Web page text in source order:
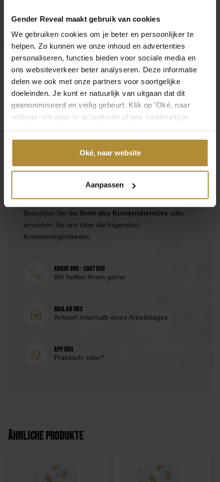
Gender Reveal maakt gebruik van cookies
We gebruiken cookies om je beter en persoonlijker te
helpen. Zo kunnen we onze inhoud en advertenties
personaliseren, functies bieden voor sociale media en
ons websiteverkeer beter analyseren. Deze informatie
delen we ook met onze partners voor soortgelijke
doeleinden. Je kunt er natuurlijk van uitgaan dat dit
geanonimiseerd en veilig gebeurt. Klik op 'Oké, naar
website' om alles te accepteren of pas handmatig je
Oké, naar website
Aanpassen
Produkt
SKU
GRU-004
EAN
8998340155233
Hinterlassen Sie Ihre Meinung
Eine Bewertung hinterlassen
Kontaktieren Sie uns direkt
Besuchen Sie die Seite des Kundendienstes oder
erreichen Sie uns über die folgenden
Kontaktmöglichkeiten.
Anruf 085 - 2007 595
Wir helfen Ihnen gerne
Mail an uns
Antwort innerhalb eines Arbeitstages
App uns
Praktisch, oder?
Ähnliche Produkte